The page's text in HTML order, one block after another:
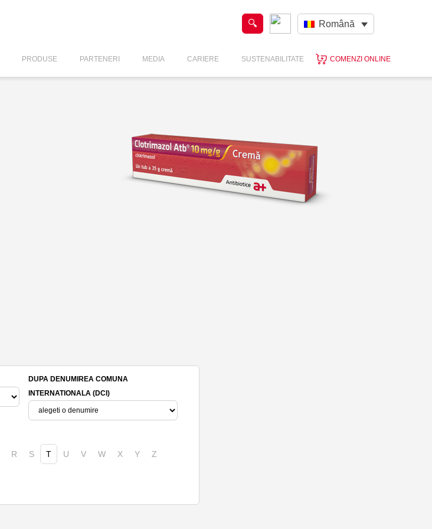
Română
PRODUSE PARTENERI MEDIA CARIERE SUSTENABILITATE COMENZI ONLINE
DUPA DENUMIREA COMUNA
INTERNATIONALA (DCI)
R S T U V W X Y Z